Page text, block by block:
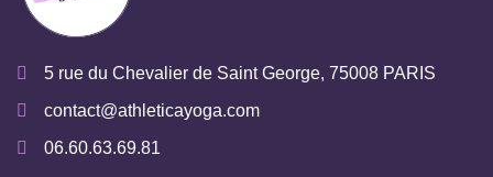
5 rue du Chevalier de Saint George, 75008 PARIS
contact@athleticayoga.com
06.60.63.69.81